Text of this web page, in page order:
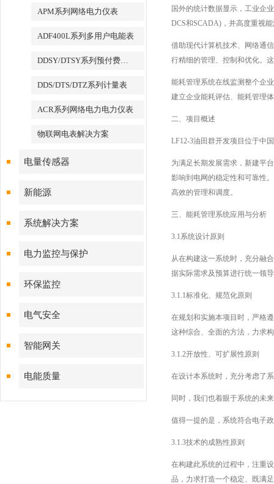
APM系列网络电力仪表
ADF400L系列多用户电能表
DDSY/DTSY系列预付费电表
DDS/DTS/DTZ系列计量表
ACR系列网络电力电力仪表
物联网电表解决方案
电量传感器
新能源
系统解决方案
电力监控与保护
环保监控
电气安全
智能网关
电能质量
国外的统计数据显示，工业企
DCS和SCADA)，并高度重视
借助现代计算机技术、网络通
行精细的管理、控制和优化。
能耗管理系统在线监测整个企
建立企业能耗评估、能耗管理
二、项目概述
LF12-3油田群开发项目位于中
为满足长期发展需求，新建平
影响到电网的稳定性和可靠性
高效的管理和调度。
三、能耗管理系统应用与分析
3.1系统设计原则
从在构建这一系统时，充分融
据实际需求及预算进行统一领
3.1.1标准化、规范化原则
在规划和实施本项目时，严格
这种综合、全面的方法，力求
3.1.2开放性、可扩展性原则
在设计本系统时，充分考虑了
同时，我们也着眼于系统的未
值得一提的是，系统符合电子
3.1.3技术的成熟性原则
在构建此系统的过程中，注重
品，力求打造一个稳定、既满